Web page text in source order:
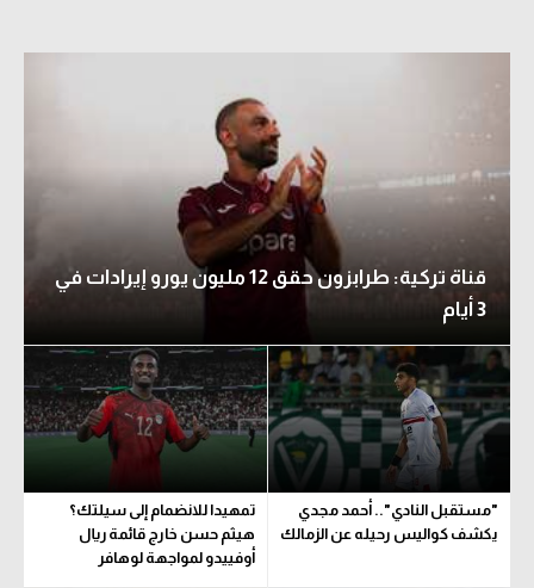
قناة تركية: طرابزون حقق 12 مليون يورو إيرادات في
3 أيام
"مستقبل النادي".. أحمد مجدي
يكشف كواليس رحيله عن الزمالك
تمهيدا للانضمام إلى سيلتك؟
هيثم حسن خارج قائمة ريال
أوفييدو لمواجهة لوهافر